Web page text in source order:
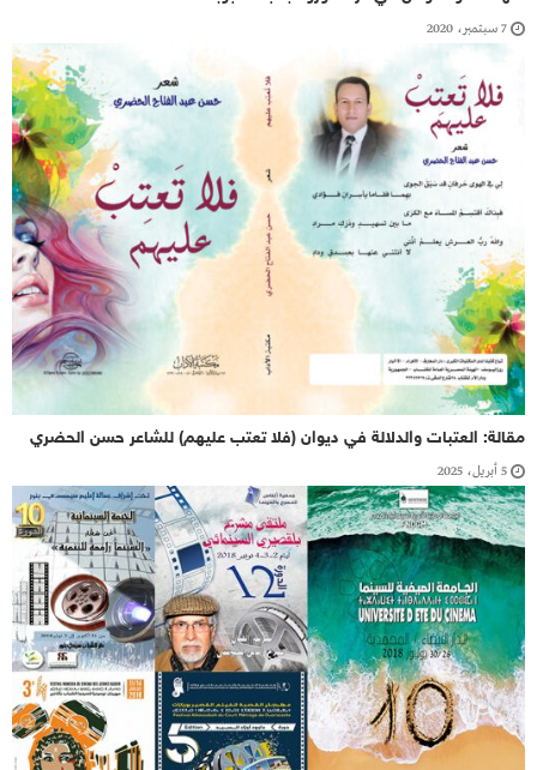
7 سبتمبر، 2020
مقالة: العتبات والدلالة في ديوان (فلا تعتب عليهم) للشاعر حسن الحضري
5 أبريل، 2025